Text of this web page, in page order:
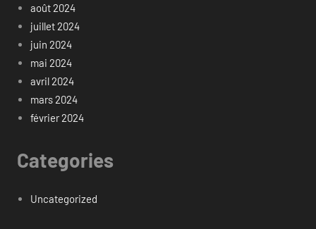
août 2024
juillet 2024
juin 2024
mai 2024
avril 2024
mars 2024
février 2024
Categories
Uncategorized